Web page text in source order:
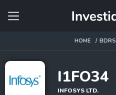
HOME BDRS
I1FO34
INFOSYS LTD.